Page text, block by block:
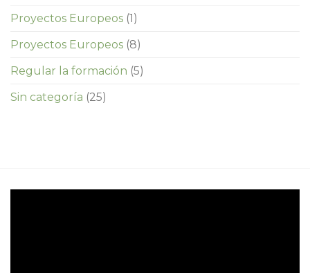
Proyectos Europeos (1)
Proyectos Europeos (8)
Regular la formación (5)
Sin categoría (25)